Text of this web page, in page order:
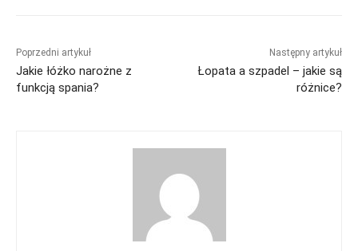
Poprzedni artykuł
Jakie łóżko narożne z
funkcją spania?
Następny artykuł
Łopata a szpadel – jakie są
różnice?